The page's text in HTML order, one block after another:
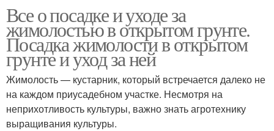
Все о посадке и уходе за
жимолостью в открытом грунте.
Посадка жимолости в открытом
грунте и уход за ней
Жимолость — кустарник, который встречается далеко не
на каждом приусадебном участке. Несмотря на
неприхотливость культуры, важно знать агротехнику
выращивания культуры.